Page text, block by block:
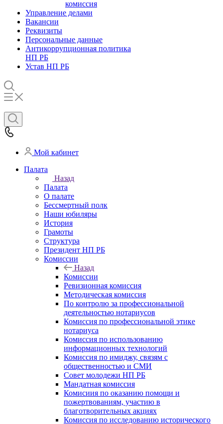
комиссия
Управление делами
Вакансии
Реквизиты
Персональные данные
Антикоррупционная политика
НП РБ
Устав НП РБ
Мой кабинет
Палата
Назад
Палата
О палате
Бессмертный полк
Наши юбиляры
История
Грамоты
Структура
Президент НП РБ
Комиссии
Назад
Комиссии
Ревизионная комиссия
Методическая комиссия
По контролю за профессиональной
деятельностью нотариусов
Комиссия по профессиональной этике
нотариуса
Комиссия по использованию
информационных технологий
Комиссия по имиджу, связям с
общественностью и СМИ
Совет молодежи НП РБ
Мандатная комиссия
Комисиия по оказанию помощи и
пожертвованиям, участию в
благотворительных акциях
Комиссия по исследованию исторического